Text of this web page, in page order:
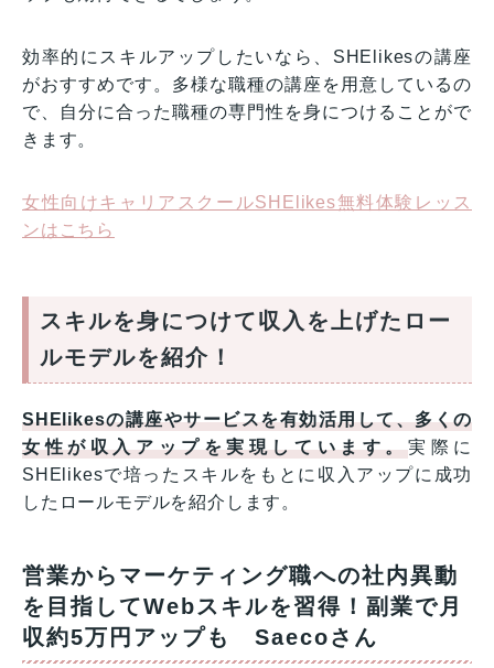
効率的にスキルアップしたいなら、SHElikesの講座
がおすすめです。多様な職種の講座を用意しているの
で、自分に合った職種の専門性を身につけることがで
きます。
女性向けキャリアスクールSHElikes無料体験レッス
ンはこちら
スキルを身につけて収入を上げたロー
ルモデルを紹介！
SHElikesの講座やサービスを有効活用して、多くの
女性が収入アップを実現しています。実際に
SHElikesで培ったスキルをもとに収入アップに成功
したロールモデルを紹介します。
営業からマーケティング職への社内異動
を目指してWebスキルを習得！副業で月
収約5万円アップも Saecoさん